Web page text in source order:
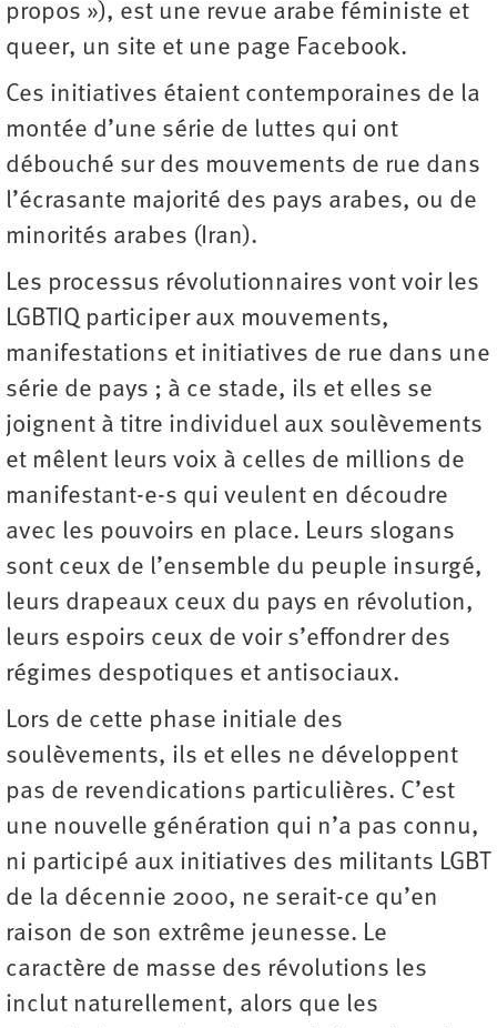
propos »), est une revue arabe féministe et
queer, un site et une page Facebook.
Ces initiatives étaient contemporaines de la
montée d’une série de luttes qui ont
débouché sur des mouvements de rue dans
l’écrasante majorité des pays arabes, ou de
minorités arabes (Iran).
Les processus révolutionnaires vont voir les
LGBTIQ participer aux mouvements,
manifestations et initiatives de rue dans une
série de pays ; à ce stade, ils et elles se
joignent à titre individuel aux soulèvements
et mêlent leurs voix à celles de millions de
manifestant-e-s qui veulent en découdre
avec les pouvoirs en place. Leurs slogans
sont ceux de l’ensemble du peuple insurgé,
leurs drapeaux ceux du pays en révolution,
leurs espoirs ceux de voir s’effondrer des
régimes despotiques et antisociaux.
Lors de cette phase initiale des
soulèvements, ils et elles ne développent
pas de revendications particulières. C’est
une nouvelle génération qui n’a pas connu,
ni participé aux initiatives des militants LGBT
de la décennie 2000, ne serait-ce qu’en
raison de son extrême jeunesse. Le
caractère de masse des révolutions les
inclut naturellement, alors que les